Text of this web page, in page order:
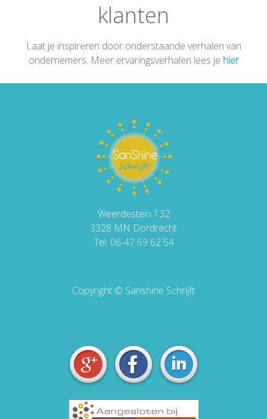
klanten
Laat je inspireren door onderstaande verhalen van
ondernemers. Meer ervaringsverhalen lees je hier
Weerdestein 132
3328 MN Dordrecht
Tel: 06-47 69 62 54
Copyright © Sanshine Schrijft